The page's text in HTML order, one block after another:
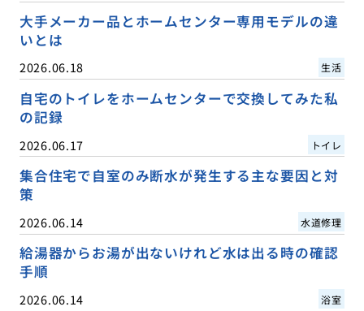
大手メーカー品とホームセンター専用モデルの違
いとは
2026.06.18 生活
自宅のトイレをホームセンターで交換してみた私
の記録
2026.06.17 トイレ
集合住宅で自室のみ断水が発生する主な要因と対
策
2026.06.14 水道修理
給湯器からお湯が出ないけれど水は出る時の確認
手順
2026.06.14 浴室